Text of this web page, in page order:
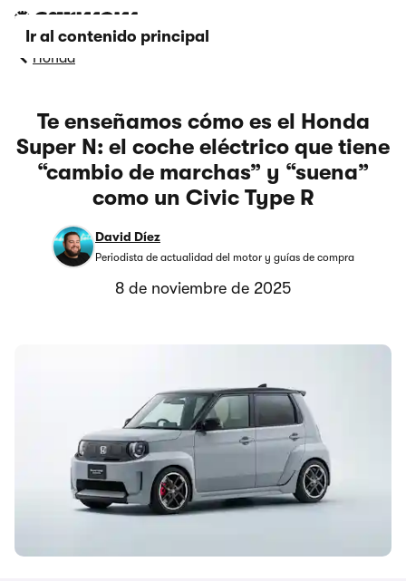
Ir al contenido principal
Honda
Te enseñamos cómo es el Honda
Super N: el coche eléctrico que tiene
“cambio de marchas” y “suena”
como un Civic Type R
David Díez
Periodista de actualidad del motor y guías de compra
8 de noviembre de 2025